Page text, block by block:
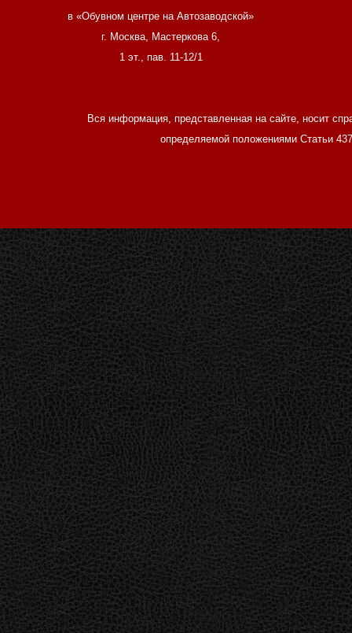
в «Обувном центре на Автозаводской»
г. Москва, Мастеркова 6,
1 эт., пав. 11-12/1
Вся информация, представленная на сайте, носит
определяемой положениями Статьи